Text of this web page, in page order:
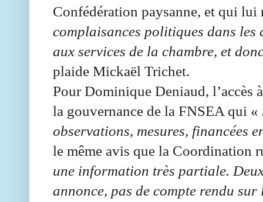
Confédération paysanne, et qui lui
complaisances politiques dans
aux services de la chambre, et
plaide Mickaël Trichet.
Pour Dominique Deniaud, l’accès
la gouvernance de la FNSEA qui «
observations, mesures, financées
le même avis que la Coordination
une information très partiale.
annonce, pas de compte rendu